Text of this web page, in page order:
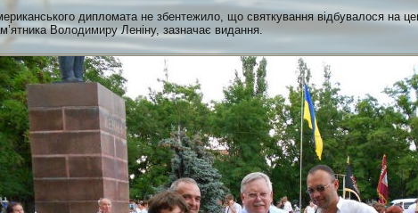
дипломата не збентежило, що святкування відбувалося на
Володимиру Леніну, зазначає видання.